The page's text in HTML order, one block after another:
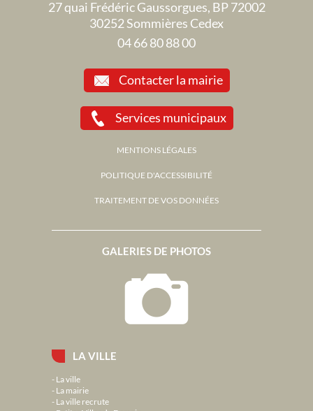
LA VILLE
La ville
La mairie
La ville recrute
GALERIES DE PHOTOS
27 quai Frédéric Gaussorgues, BP 72002
30252 Sommières Cedex
04 66 80 88 00
Contacter la mairie
Services municipaux
MENTIONS LÉGALES
POLITIQUE D'ACCESSIBILITÉ
TRAITEMENT DE VOS DONNÉES